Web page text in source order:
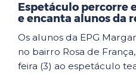
Espetáculo percorre
e encanta alunos da
Os alunos da EPG
no bairro Rosa de
feira (3) ao espetáculo